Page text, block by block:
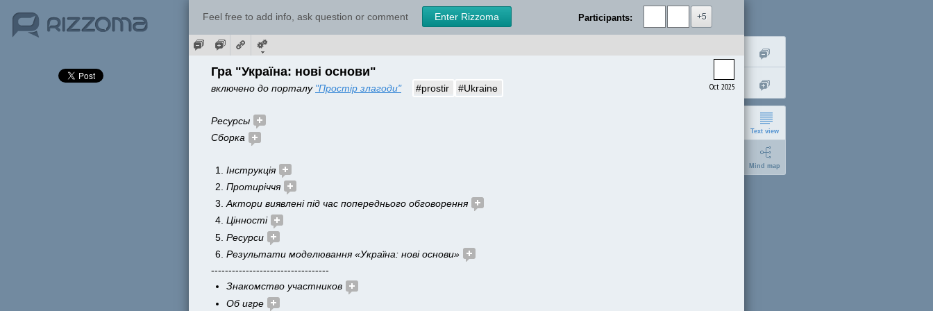
Text view
Mind map
Feel free to add info, ask question or comment Enter Rizzoma Participants: +5
Oct 2025
Гра "Україна: нові основи"
включено до порталу "Простір злагоди" #prostir #Ukraine
Ресурсы
Сборка
Інструкція
Протиріччя
Актори виявлені під час попереднього обговорення
Цінності
Ресурси
Результати моделювання «Україна: нові основи»
----------------------------------
Знакомство участников
Об игре